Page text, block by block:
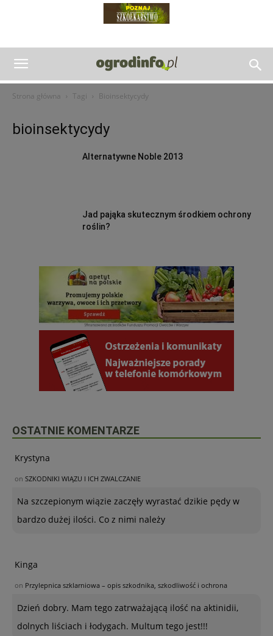
Strona główna Tagi Bioinsektycydy
bioinsektycydy
Alternatywne Noble 2013
Jad pająka skutecznym środkiem ochrony
roślin?
OSTATNIE KOMENTARZE
Krystyna
on SZKODNIKI WIĄZU I ICH ZWALCZANIE
Na szczepionym wiązie zaczęły wyrastać dzikie pędy w
bardzo dużej ilości. Co z nimi należy
Kinga
on Przylepnica szklarniowa – opis szkodnika, szkodliwość i ochrona
Dzień dobry. Mam tego zatrważającą ilość na aktinidii,
dolnych liściach i łodygach. Multum tego jest!!!